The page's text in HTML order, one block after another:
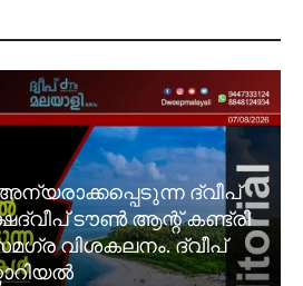
ദ്വീപ്
ടൗൺ ആന്റ് കണ്ട്രി
വിശകലനം. ദ്വീപ്